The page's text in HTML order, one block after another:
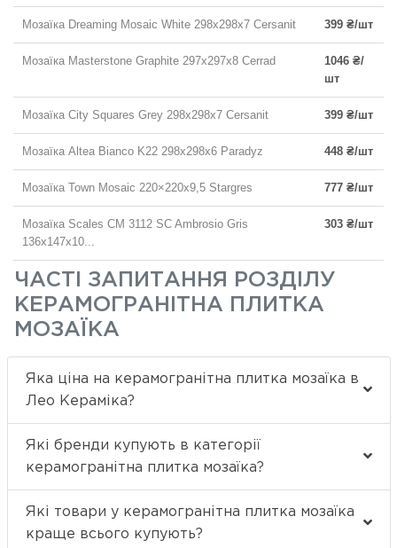
Мозаїка Dreaming Mosaic White 298x298x7 Cersanit 399 ₴/шт
Мозаїка Masterstone Graphite 297x297x8 Cerrad
1046 ₴/
шт
Мозаїка City Squares Grey 298x298x7 Cersanit 399 ₴/шт
Мозаїка Altea Bianco K22 298x298x6 Paradyz 448 ₴/шт
Мозаїка Town Mosaic 220×220x9,5 Stargres 777 ₴/шт
Мозаїка Scales CM 3112 SC Ambrosio Gris
136x147x10...
303 ₴/шт
ЧАСТІ ЗАПИТАННЯ РОЗДІЛУ
КЕРАМОГРАНІТНА ПЛИТКА
МОЗАЇКА
Яка ціна на керамогранітна плитка мозаїка в
Лео Кераміка?
Які бренди купують в категорії
керамогранітна плитка мозаїка?
Які товари у керамогранітна плитка мозаїка
краще всього купують?